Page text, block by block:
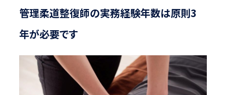
管理柔道整復師の実務経験年数は原則3
年が必要です